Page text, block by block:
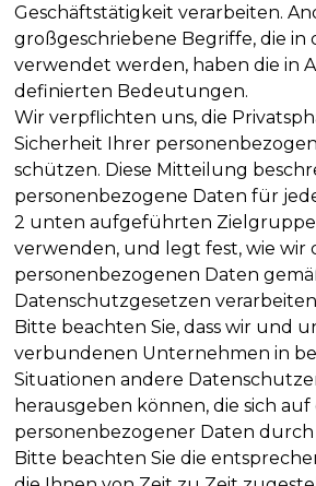
Geschäftstätigkeit verarbeiten.
großgeschriebene Begriffe, die in
verwendet werden, haben die in
definierten Bedeutungen.
Wir verpflichten uns, die
Sicherheit Ihrer
schützen. Diese Mitteilung
personenbezogene Daten für
2 unten aufgeführten
verwenden, und legt fest, wie wir
personenbezogenen Daten
Datenschutzgesetzen
Bitte beachten Sie, dass wir und
verbundenen Unternehmen in
Situationen andere
herausgeben können, die sich
personenbezogener Daten durch
Bitte beachten Sie die